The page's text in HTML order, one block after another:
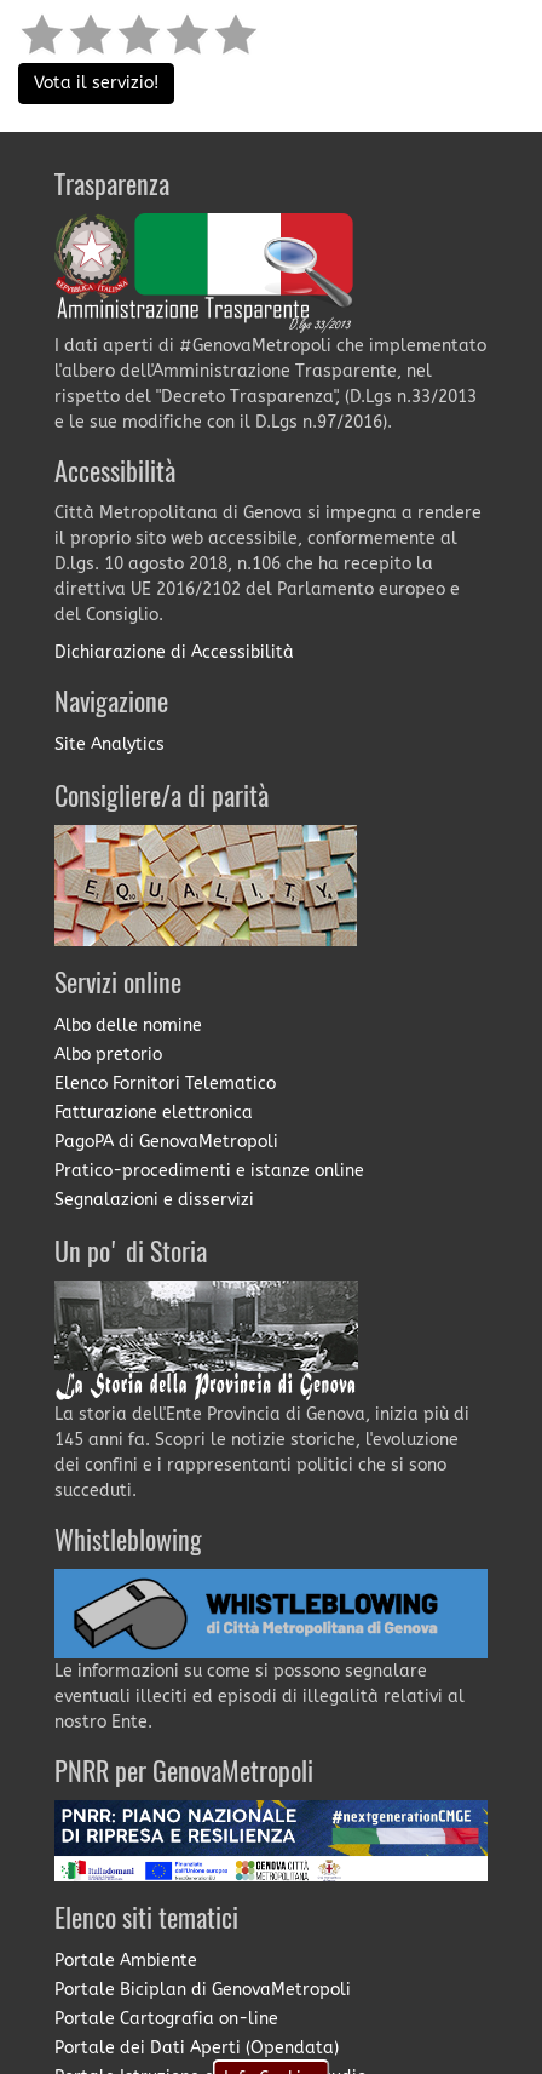
Vota il servizio!
Trasparenza
I dati aperti di #GenovaMetropoli che implementato
l'albero dell'Amministrazione Trasparente, nel
rispetto del "Decreto Trasparenza", (D.Lgs n.33/2013
e le sue modifiche con il D.Lgs n.97/2016).
Accessibilità
Città Metropolitana di Genova si impegna a rendere
il proprio sito web accessibile, conformemente al
D.lgs. 10 agosto 2018, n.106 che ha recepito la
direttiva UE 2016/2102 del Parlamento europeo e
del Consiglio.
Dichiarazione di Accessibilità
Navigazione
Site Analytics
Consigliere/a di parità
Servizi online
Albo delle nomine
Albo pretorio
Elenco Fornitori Telematico
Fatturazione elettronica
PagoPA di GenovaMetropoli
Pratico-procedimenti e istanze online
Segnalazioni e disservizi
Un po' di Storia
La storia dell'Ente Provincia di Genova, inizia più di
145 anni fa. Scopri le notizie storiche, l'evoluzione
dei confini e i rappresentanti politici che si sono
succeduti.
Whistleblowing
Le informazioni su come si possono segnalare
eventuali illeciti ed episodi di illegalità relativi al
nostro Ente.
PNRR per GenovaMetropoli
Elenco siti tematici
Portale Ambiente
Portale Biciplan di GenovaMetropoli
Portale Cartografia on-line
Portale dei Dati Aperti (Opendata)